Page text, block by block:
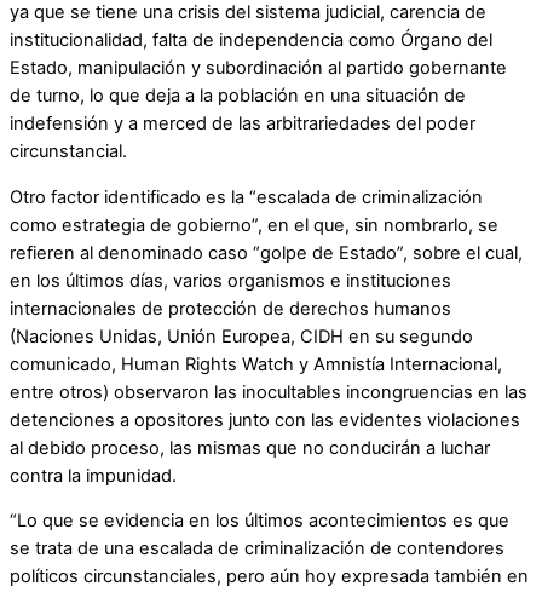
ya que se tiene una crisis del sistema judicial, carencia de
institucionalidad, falta de independencia como Órgano del
Estado, manipulación y subordinación al partido gobernante
de turno, lo que deja a la población en una situación de
indefensión y a merced de las arbitrariedades del poder
circunstancial.
Otro factor identificado es la “escalada de criminalización
como estrategia de gobierno”, en el que, sin nombrarlo, se
refieren al denominado caso “golpe de Estado”, sobre el cual,
en los últimos días, varios organismos e instituciones
internacionales de protección de derechos humanos
(Naciones Unidas, Unión Europea, CIDH en su segundo
comunicado, Human Rights Watch y Amnistía Internacional,
entre otros) observaron las inocultables incongruencias en las
detenciones a opositores junto con las evidentes violaciones
al debido proceso, las mismas que no conducirán a luchar
contra la impunidad.
“Lo que se evidencia en los últimos acontecimientos es que
se trata de una escalada de criminalización de contendores
políticos circunstanciales, pero aún hoy expresada también en